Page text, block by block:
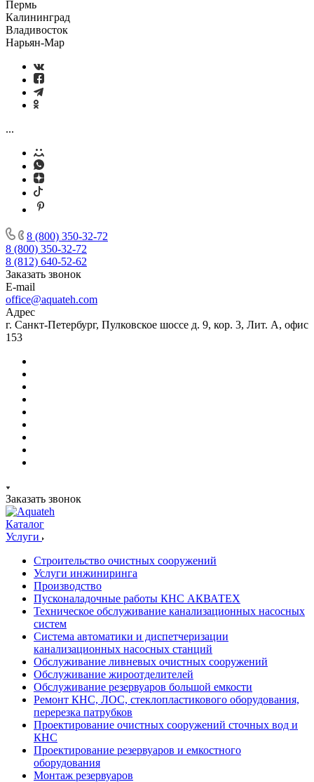
Пермь
Калининград
Владивосток
Нарьян-Мар
...
8 (800) 350-32-72
8 (800) 350-32-72
8 (812) 640-52-62
Заказать звонок
E-mail
office@aquateh.com
Адрес
г. Санкт-Петербург, Пулковское шоссе д. 9, кор. 3, Лит. А, офис
153
Заказать звонок
Каталог
Услуги
Строительство очистных сооружений
Услуги инжиниринга
Производство
Пусконаладочные работы КНС АКВАТЕХ
Техническое обслуживание канализационных насосных
систем
Система автоматики и диспетчеризации
канализационных насосных станций
Обслуживание ливневых очистных сооружений
Обслуживание жироотделителей
Обслуживание резервуаров большой емкости
Ремонт КНС, ЛОС, стеклопластикового оборудования,
перерезка патрубков
Проектирование очистных сооружений сточных вод и
КНС
Проектирование резервуаров и емкостного
оборудования
Монтаж резервуаров